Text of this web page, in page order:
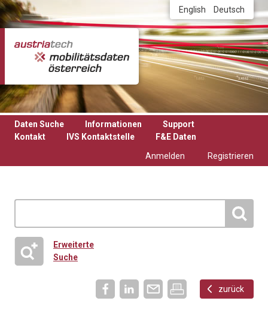
Direkt zum Inhalt English Deutsch
Daten Suche Informationen
Support
Kontakt
IVS Kontaktstelle
F&E Daten
Anmelden
Registrieren
Erweiterte
Suche
zurück